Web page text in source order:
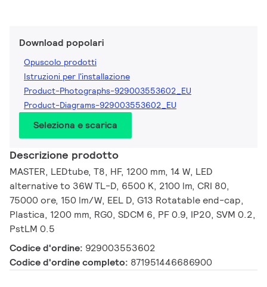
Download popolari
Opuscolo prodotti
Istruzioni per l'installazione
Product-Photographs-929003553602_EU
Product-Diagrams-929003553602_EU
Seleziona e scarica
Descrizione prodotto
MASTER, LEDtube, T8, HF, 1200 mm, 14 W, LED
alternative to 36W TL-D, 6500 K, 2100 lm, CRI 80,
75000 ore, 150 lm/W, EEL D, G13 Rotatable end-cap,
Plastica, 1200 mm, RG0, SDCM 6, PF 0.9, IP20, SVM 0.2,
PstLM 0.5
Codice d'ordine: 929003553602
Codice d'ordine completo: 871951446686900